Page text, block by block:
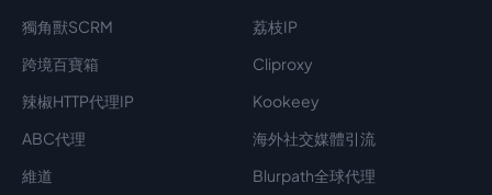
獨角獸SCRM
荔枝IP
跨境百寶箱
Cliproxy
辣椒HTTP代理IP
Kookeey
ABC代理
海外社交媒體引流
維道
Blurpath全球代理